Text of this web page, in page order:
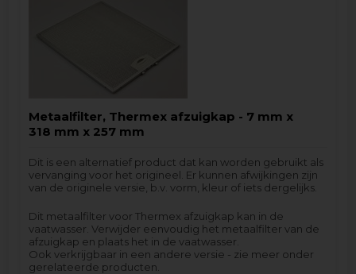
Metaalfilter, Thermex afzuigkap - 7 mm x
318 mm x 257 mm
Dit is een alternatief product dat kan worden gebruikt als
vervanging voor het origineel. Er kunnen afwijkingen zijn
van de originele versie, b.v. vorm, kleur of iets dergelijks.
Dit metaalfilter voor Thermex afzuigkap kan in de
vaatwasser. Verwijder eenvoudig het metaalfilter van de
afzuigkap en plaats het in de vaatwasser.
Ook verkrijgbaar in een andere versie - zie meer onder
gerelateerde producten.